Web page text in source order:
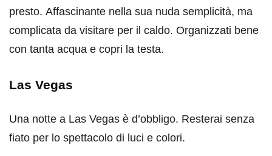
presto. Affascinante nella sua nuda semplicità, ma
complicata da visitare per il caldo. Organizzati bene
con tanta acqua e copri la testa.
Las Vegas
Una notte a Las Vegas è d’obbligo. Resterai senza
fiato per lo spettacolo di luci e colori.